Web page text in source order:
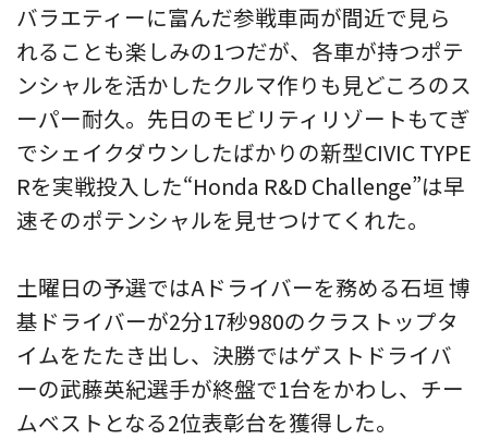
バラエティーに富んだ参戦車両が間近で見ら
れることも楽しみの1つだが、各車が持つポテ
ンシャルを活かしたクルマ作りも見どころのス
ーパー耐久。先日のモビリティリゾートもてぎ
でシェイクダウンしたばかりの新型CIVIC TYPE
Rを実戦投入した“Honda R&D Challenge”は早
速そのポテンシャルを見せつけてくれた。
土曜日の予選ではAドライバーを務める石垣 博
基ドライバーが2分17秒980のクラストップタ
イムをたたき出し、決勝ではゲストドライバ
ーの武藤英紀選手が終盤で1台をかわし、チー
ムベストとなる2位表彰台を獲得した。